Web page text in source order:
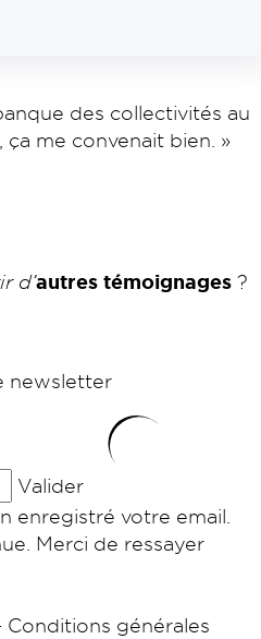
des collectivités au
me convenait bien. »
d’autres témoignages ?
newsletter
Valider
enregistré votre email.
Merci de ressayer
générales